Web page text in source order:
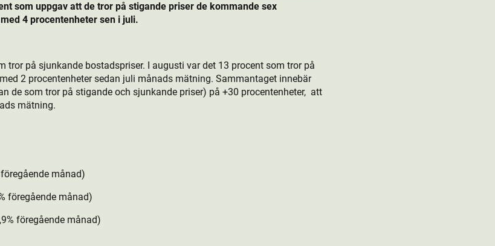
som uppgav att de tror på stigande priser de kommande sex
4 procentenheter sen i juli.
tror på sjunkande bostads­priser. I augusti var det 13 procent som tror på
2 procentenheter sedan juli månads mätning. Sammantaget innebär
de som tror på stigande och sjunkande priser) på +30 procentenheter, att
mätning.
månad)
föregående månad)
föregående månad)